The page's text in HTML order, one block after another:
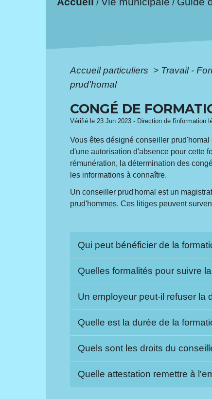
/ /
Accueil particuliers > Travail -
prud'homal
CONGÉ DE
Vérifié le 23 Jun 2023 - Direction de l'information
Vous êtes désigné conseiller
d'une autorisation d'absence pour cette
rémunération, la détermination des
les informations à connaître.
Un conseiller prud'homal est un
prud'hommes. Ces litiges peuvent
Qui peut bénéficier de la
Quelles formalités pour suivre
Un employeur peut-il refuser la
Quelle est la durée de la
Quels sont les droits du
Quelle attestation remettre à